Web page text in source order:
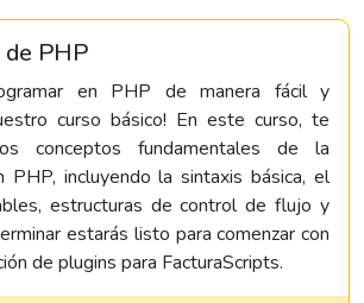
de PHP
en PHP de manera fácil y
curso básico! En este curso, te
conceptos fundamentales de la
PHP, incluyendo la sintaxis básica, el
estructuras de control de flujo y
estarás listo para comenzar con
de plugins para FacturaScripts.